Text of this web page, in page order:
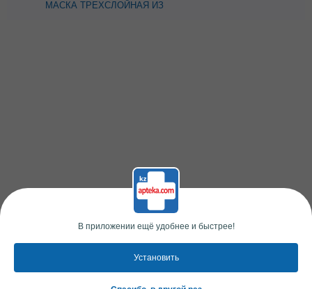
МАСКА ТРЕХСЛОЙНАЯ ИЗ
В приложении ещё удобнее и быстрее!
Установить